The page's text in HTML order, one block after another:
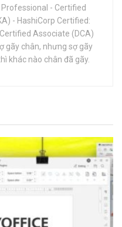
- Certified
- HashiCorp Certified:
Associate (DCA)
gãy chân, nhưng sợ gãy
khác nào chân đã gãy.